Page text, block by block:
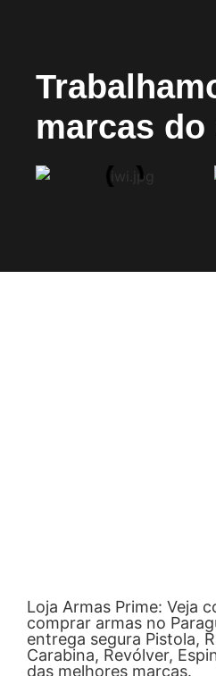
marcas do
Loja Armas Prime: Veja
comprar armas no
entrega segura Pistola,
Carabina, Revólver,
das melhores marcas.